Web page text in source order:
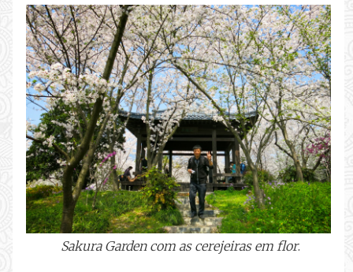
Sakura Garden com as cerejeiras em flor.